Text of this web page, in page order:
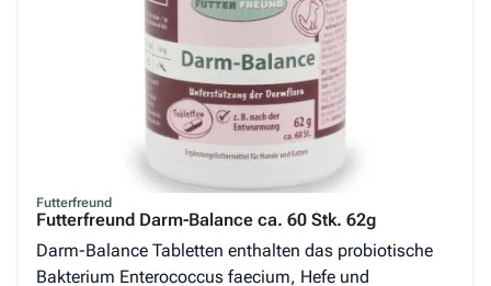
Futterfreund
Futterfreund Darm-Balance ca. 60 Stk. 62g
Darm-Balance Tabletten enthalten das probiotische
Bakterium Enterococcus faecium, Hefe und